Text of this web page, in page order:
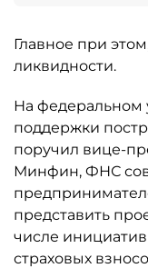
Главное при
ликвидности.
На федеральном
поддержки
поручил вице-
Минфин, ФНС
представить
числе
страховых